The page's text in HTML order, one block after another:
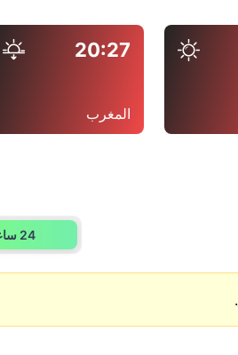
20:27
المغرب
24 ساعة
.